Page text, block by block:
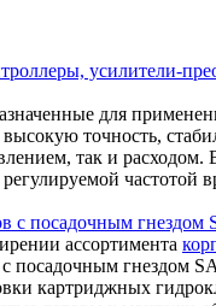
усилители-
для
точность,
так и
с посадочным гнездом
ассортимента
посадочным гнездом
картриджных